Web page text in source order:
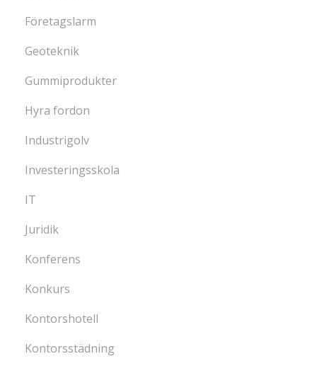
Företagslarm
Geoteknik
Gummiprodukter
Hyra fordon
Industrigolv
Investeringsskola
IT
Juridik
Konferens
Konkurs
Kontorshotell
Kontorsstädning